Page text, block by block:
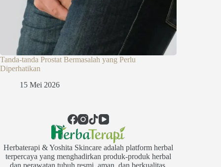
Tanda-tanda Prostat Bermasalah yang Perlu
Diperhatikan
15 Mei 2026
Herbaterapi & Yoshita Skincare adalah platform herbal
terpercaya yang menghadirkan produk-produk herbal
dan perawatan tubuh resmi, aman, dan berkualitas.